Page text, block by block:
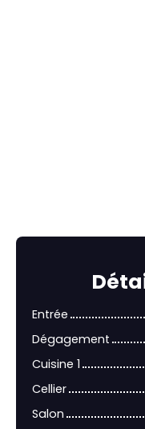
Entrée
Dégagement
Cuisine 1
Cellier
Salon